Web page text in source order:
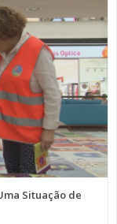
Situação de